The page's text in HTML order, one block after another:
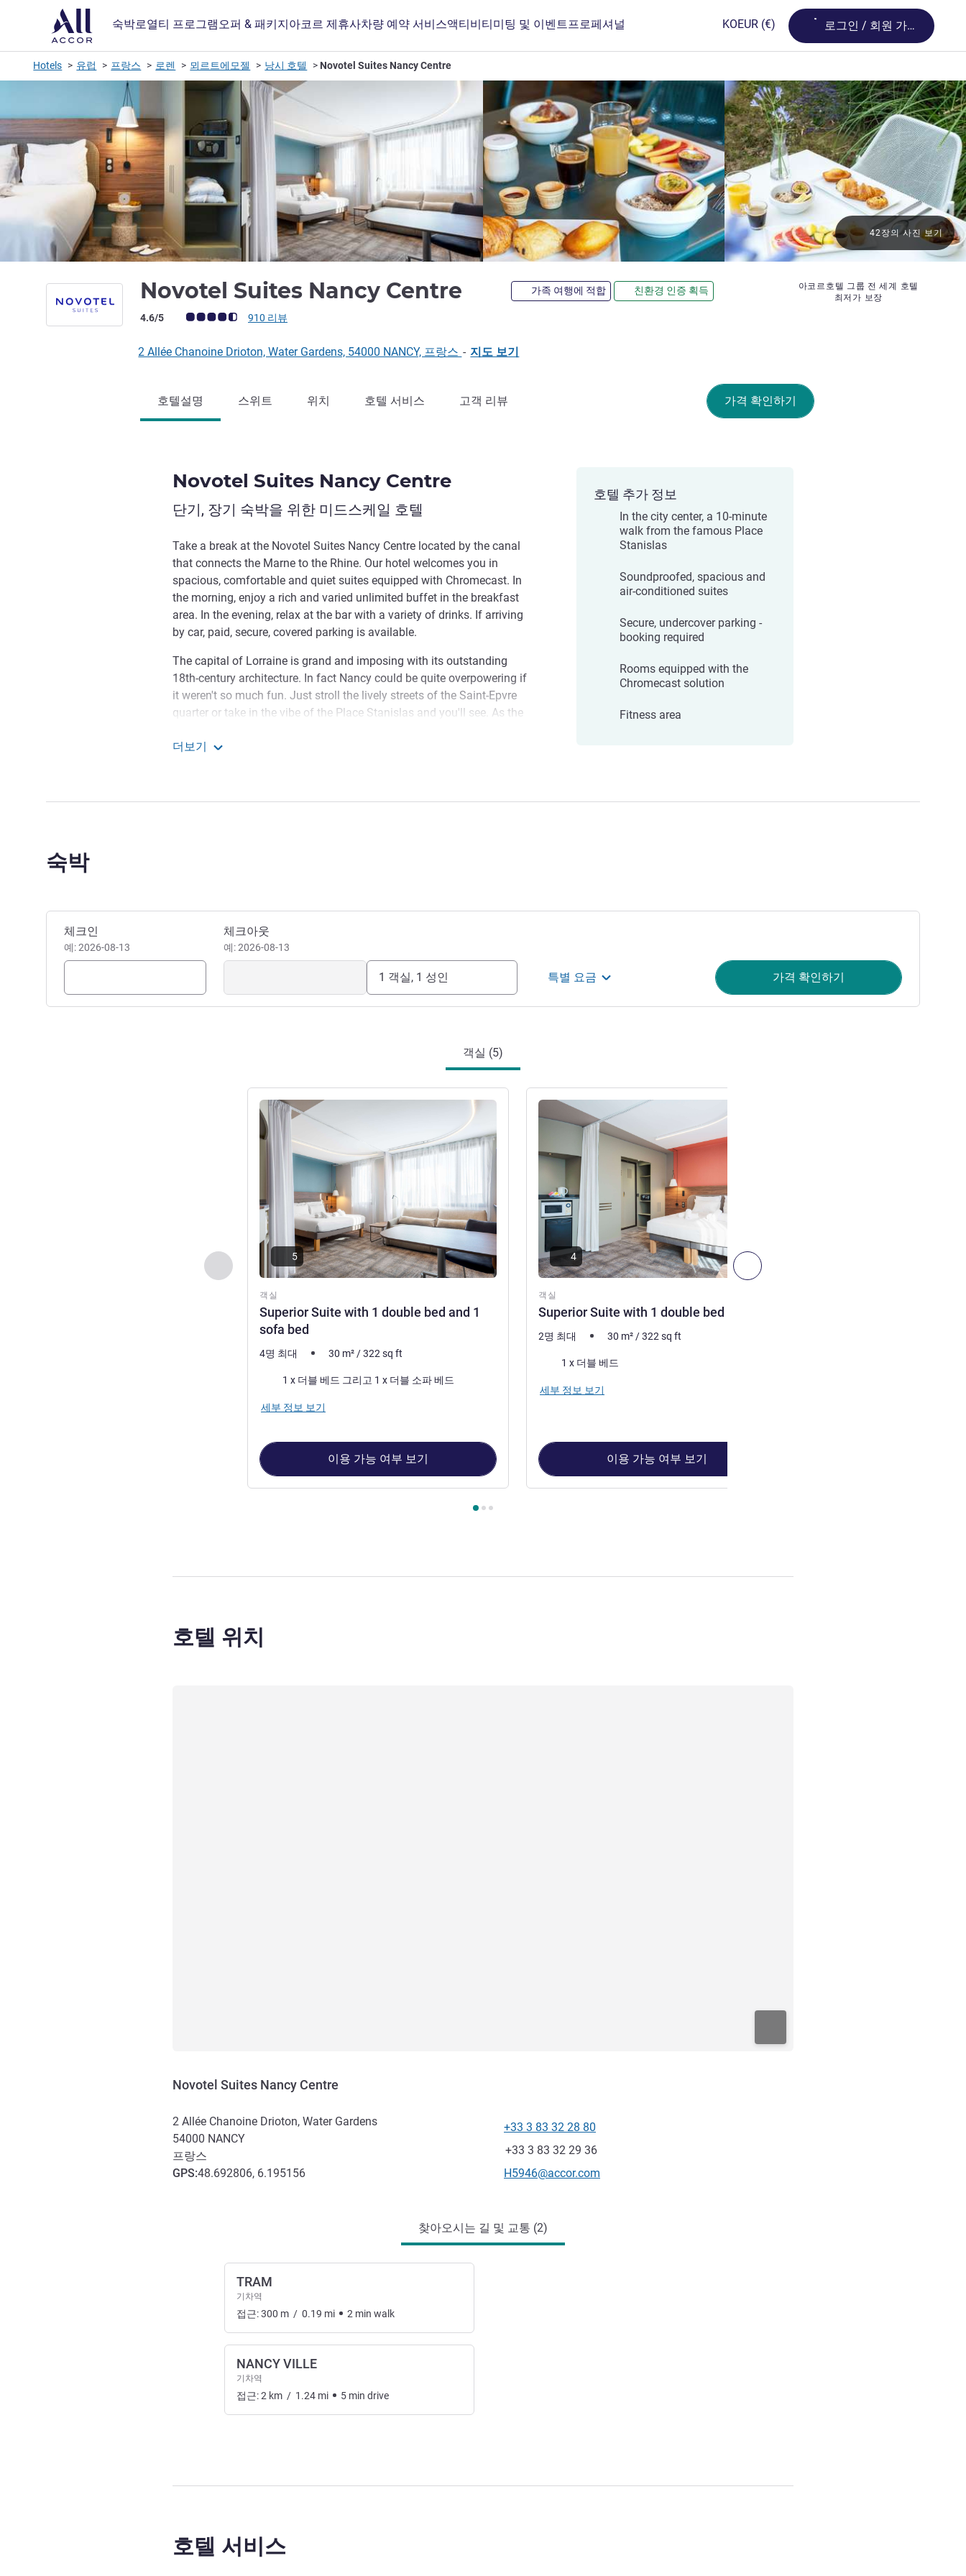
숙박로열티 프로그램 오퍼 & 패키지아코르 제휴사차량 예약 서비스액티비티미팅 및 이벤트 프로페셔널 KOEUR (€) Loading...
로그인 / 회원 가입
Hotels 유럽 프랑스 로렌 뫼르트에모젤 낭시 호텔 Novotel Suites Nancy Centre
Novotel Suites Nancy Centre 가족 여행에 적합 친환경 인증 획득
고객 평점 (ALL 평가)
4.6/5 910 리뷰
아코르호텔 그룹 전 세계 호텔
최저가 보장
42장의 사진 보기
2 Allée Chanoine Drioton, Water Gardens, 54000 NANCY, 프랑스 - 지도 보기
가격 확인하기
호텔설명 스위트 위치 호텔 서비스 고객 리뷰
Novotel Suites Nancy Centre
단기, 장기 숙박을 위한 미드스케일 호텔
Take a break at the Novotel Suites Nancy Centre located by the canal
that connects the Marne to the Rhine. Our hotel welcomes you in
spacious, comfortable and quiet suites equipped with Chromecast. In
the morning, enjoy a rich and varied unlimited buffet in the breakfast
area. In the evening, relax at the bar with a variety of drinks. If arriving
by car, paid, secure, covered parking is available.
The capital of Lorraine is grand and imposing with its outstanding
18th-century architecture. In fact Nancy could be quite overpowering if
it weren't so much fun. Just stroll the lively streets of the Saint-Epvre
quarter or take in the vibe of the Place Stanislas and you'll see. As the
magic."
더보기
호텔 추가 정보
In the city center, a 10-minute
walk from the famous Place
Stanislas
Soundproofed, spacious and
air-conditioned suites
Secure, undercover parking -
booking required
Rooms equipped with the
Chromecast solution
Fitness area
숙박
이 호텔 예약하기
체크인
예: 2026-08-13
체크아웃
예: 2026-08-13
1 객실, 1 성인 특별 요금 가격 확인하기
객실 (5)
이전 - 객실 다음 - 객실
객실
Superior Suite with 1 double bed and 1
sofa bed
세부 정보 보기
5
4명 최대 30 m² /322 sq ft
1 x 더블 베드 그리고 1 x 더블 소파 베드
세부 정보 보기
이용 가능 여부 보기
객실
Superior Suite with 1 double bed
세부 정보 보기
4
2명 최대 30 m² /322 sq ft
1 x 더블 베드
세부 정보 보기
이용 가능 여부 보기
호텔 위치
Novotel Suites Nancy Centre
2 Allée Chanoine Drioton, Water Gardens
54000 NANCY
프랑스
GPS:48.692806, 6.195156
전화
+33 3 83 32 28 80
팩스
+33 3 83 32 29 36
E-mail
H5946@accor.com
찾아오시는 길 및 교통 (2)
TRAM
기차역
접근:300 m / 0.19 mi 2 min walk
NANCY VILLE
기차역
접근:2 km / 1.24 mi 5 min drive
호텔 서비스